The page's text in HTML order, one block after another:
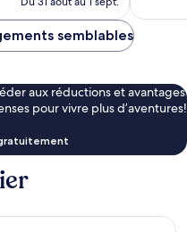
105 $ CA
semblables
aux réductions et avantages
pour vivre plus d’aventures!